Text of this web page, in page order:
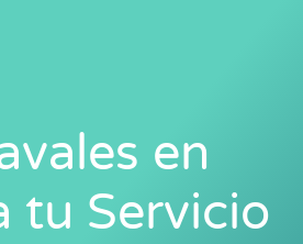
en
tu Servicio